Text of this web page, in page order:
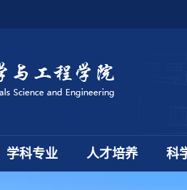
学科专业 人才培养 科